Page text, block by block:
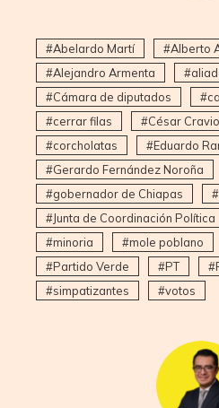
Abelardo Martí
Alberto
Alejandro Armenta
Cámara de diputados
cerrar filas
César
corcholatas
Eduardo
Gerardo Fernández Noroña
gobernador de Chiapas
Junta de Coordinación Política
minoria
mole poblano
Partido Verde
PT
simpatizantes
votos